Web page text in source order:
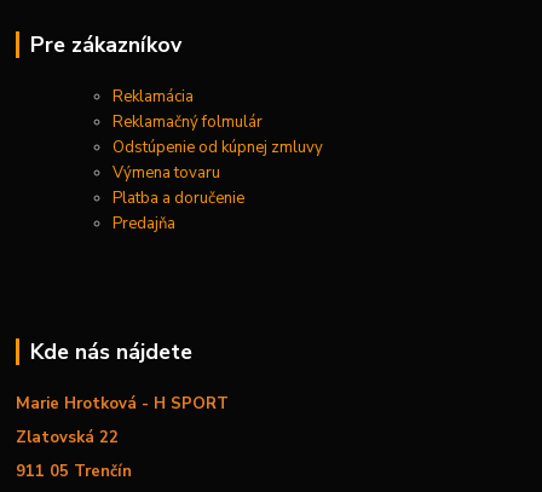
Pre zákazníkov
Reklamácia
Reklamačný folmulár
Odstúpenie od kúpnej zmluvy
Výmena tovaru
Platba a doručenie
Predajňa
Kde nás nájdete
Marie Hrotková - H SPORT
Zlatovská 22
911 05 Trenčín